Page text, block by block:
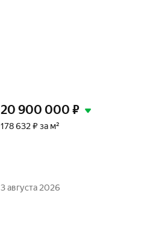
20 900 000 ₽
178 632 ₽ за м²
3 августа 2026